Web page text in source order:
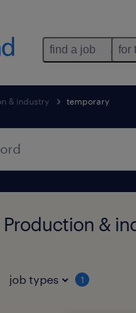
find a job for
& industry temporary
Production &
job types 1